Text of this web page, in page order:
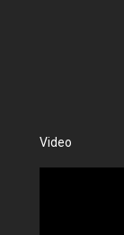
Video